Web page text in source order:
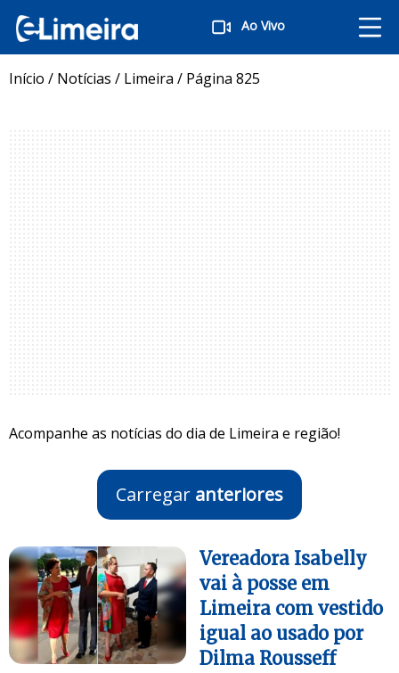
Ao Vivo
Início / Notícias / Limeira / Página 825
Acompanhe as notícias do dia de Limeira e região!
Carregar anteriores
Vereadora Isabelly
vai à posse em
Limeira com vestido
igual ao usado por
Dilma Rousseff